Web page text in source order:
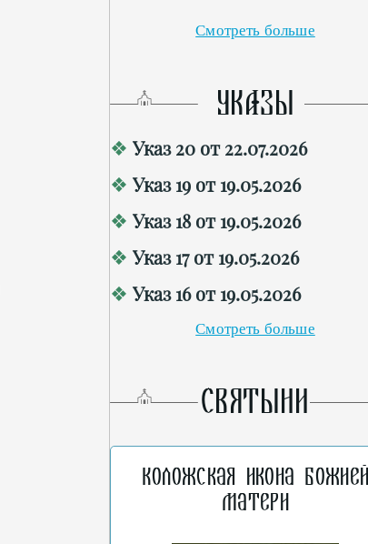
Смотреть больше
УКАЗЫ
Указ 20 от 22.07.2026
Указ 19 от 19.05.2026
Указ 18 от 19.05.2026
Указ 17 от 19.05.2026
Указ 16 от 19.05.2026
Смотреть больше
СВЯТЫНИ
Коложская икона
Матери